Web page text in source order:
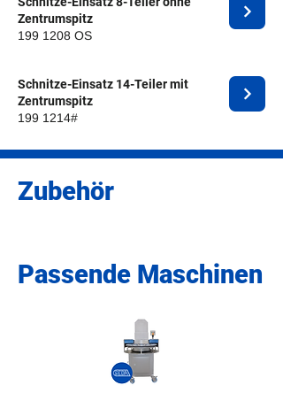
Zentrumspitz
199 1208 OS
Schnitze-Einsatz 14-Teiler mit
Zentrumspitz
199 1214#
Zubehör
Passende Maschinen